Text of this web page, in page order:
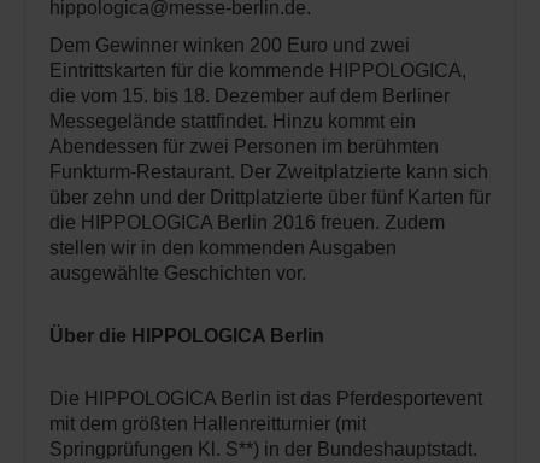
hippologica@messe-berlin.de.
Dem Gewinner winken 200 Euro und zwei
Eintrittskarten für die kommende HIPPOLOGICA,
die vom 15. bis 18. Dezember auf dem Berliner
Messegelände stattfindet. Hinzu kommt ein
Abendessen für zwei Personen im berühmten
Funkturm-Restaurant. Der Zweitplatzierte kann sich
über zehn und der Drittplatzierte über fünf Karten für
die HIPPOLOGICA Berlin 2016 freuen. Zudem
stellen wir in den kommenden Ausgaben
ausgewählte Geschichten vor.
Über die HIPPOLOGICA Berlin
Die HIPPOLOGICA Berlin ist das Pferdesportevent
mit dem größten Hallenreitturnier (mit
Springprüfungen Kl. S**) in der Bundeshauptstadt.